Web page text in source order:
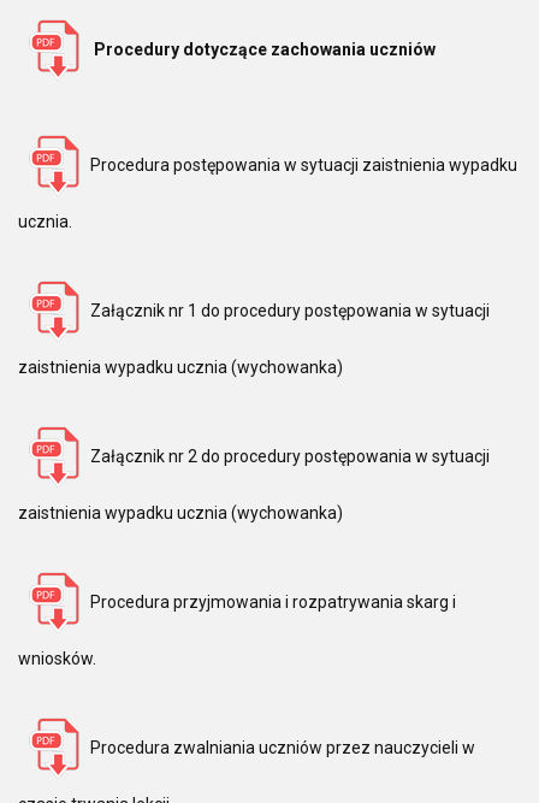
Procedury dotyczące zachowania uczniów
Procedura postępowania w sytuacji zaistnienia wypadku
ucznia.
Załącznik nr 1 do procedury postępowania w sytuacji
zaistnienia wypadku ucznia (wychowanka)
Załącznik nr 2 do procedury postępowania w sytuacji
zaistnienia wypadku ucznia (wychowanka)
Procedura przyjmowania i rozpatrywania skarg i
wniosków.
Procedura zwalniania uczniów przez nauczycieli w